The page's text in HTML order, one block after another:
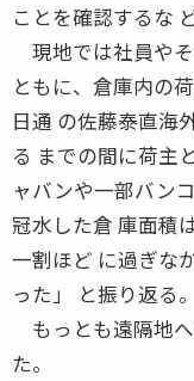
ことを確認するな
現地では社員や
ともに、倉庫内の
日通 の佐藤泰直海
る までの間に荷主
ャバンや一部バン
冠水した倉 庫面積
一割ほど に過ぎな
った」 と振り返る。
もっとも遠隔地
た。